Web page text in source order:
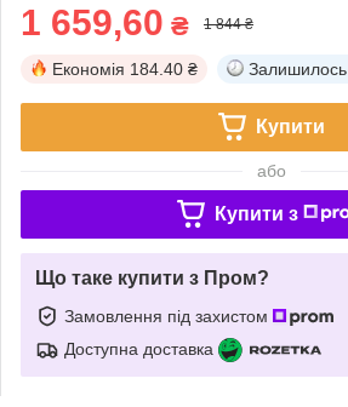
1 659,60 ₴ 1 844 ₴
Економія 184.40 ₴ Залишилось
Купити
або
Купити з
Що таке купити з Пром?
Замовлення під захистом
Доступна доставка